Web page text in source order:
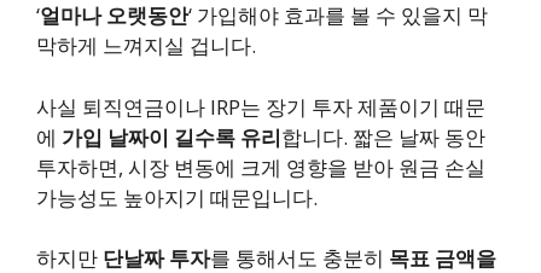
‘얼마나 오랫동안‘ 가입해야 효과를 볼 수 있을지 막
막하게 느껴지실 겁니다.
사실 퇴직연금이나 IRP는 장기 투자 제품이기 때문
에 가입 날짜이 길수록 유리합니다. 짧은 날짜 동안
투자하면, 시장 변동에 크게 영향을 받아 원금 손실
가능성도 높아지기 때문입니다.
하지만 단날짜 투자를 통해서도 충분히 목표 금액을